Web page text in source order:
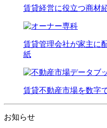
賃貸経営に役立つ商材
賃貸管理会社が家主に
紙
賃貸不動産市場を数字
お知らせ